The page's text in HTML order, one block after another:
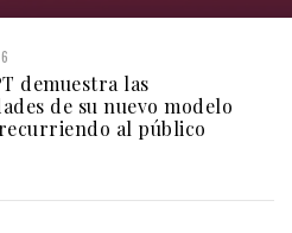
demuestra las
de su nuevo modelo
al público